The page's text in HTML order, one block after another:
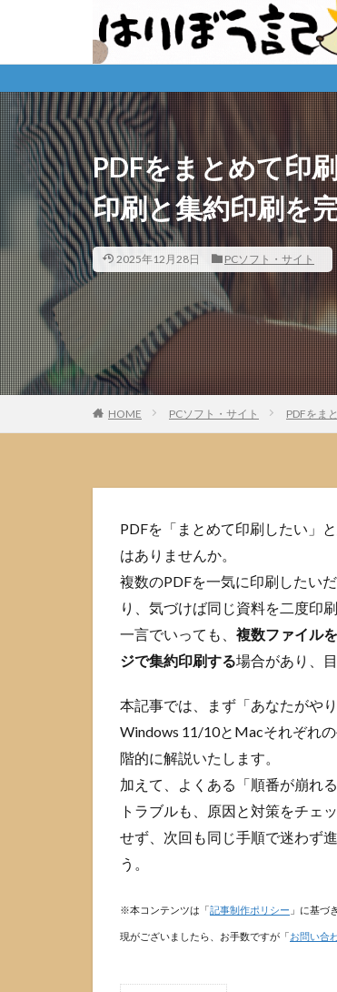
PDFをまとめて印
印刷と集約印刷を
2025年12月28日 PCソフト・サイト
HOME PCソフト・サイト PDFをま
PDFを「まとめて印刷したい」
はありませんか。
複数のPDFを一気に印刷したい
り、気づけば同じ資料を二度印
一言でいっても、 複数ファイル
ジで集約印刷する場合があり、
本記事では、まず「あなたがや
Windows 11/10とMacそれぞれ
階的に解説いたします。
加えて、よくある「順番が崩れ
トラブルも、原因と対策をチェ
せず、次回も同じ手順で迷わず
う。
※本コンテンツは「記事制作ポリシー 」に基づ
現がございましたら、お手数ですが「お問い合